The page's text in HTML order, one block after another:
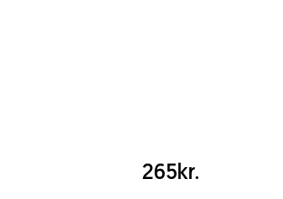
265kr.